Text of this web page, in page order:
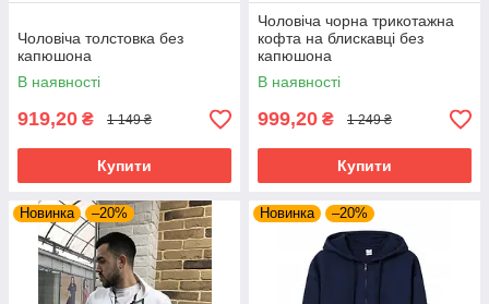
Чоловіча толстовка без
капюшона
В наявності
919,20 ₴ 1 149 ₴
Купити
Чоловіча чорна трикотажна
кофта на блискавці без
капюшона
В наявності
999,20 ₴ 1 249 ₴
Купити
Новинка –20% Новинка –20%